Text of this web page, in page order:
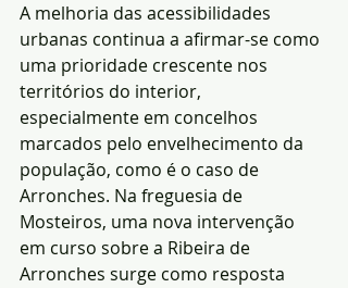
A melhoria das acessibilidades
urbanas continua a afirmar-se como
uma prioridade crescente nos
territórios do interior,
especialmente em concelhos
marcados pelo envelhecimento da
população, como é o caso de
Arronches. Na freguesia de
Mosteiros, uma nova intervenção
em curso sobre a Ribeira de
Arronches surge como resposta